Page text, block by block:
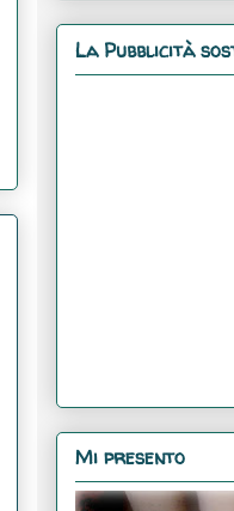
La Pubblicità
Mi presento